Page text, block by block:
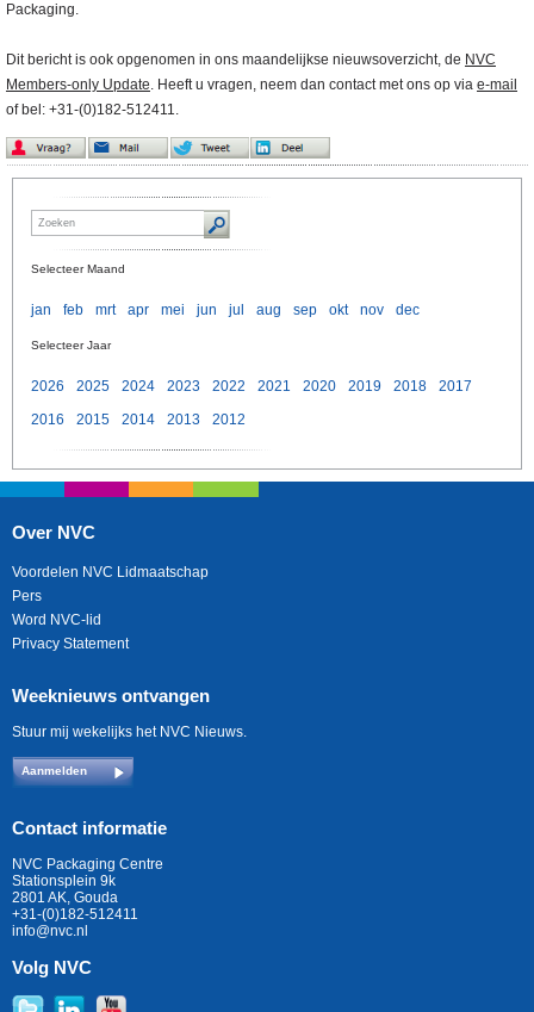
Packaging.
Dit bericht is ook opgenomen in ons maandelijkse nieuwsoverzicht, de NVC
Members-only Update. Heeft u vragen, neem dan contact met ons op via e-mail
of bel: +31-(0)182-512411.
Selecteer Maand
jan feb mrt apr mei jun jul aug sep okt nov dec
Selecteer Jaar
2026 2025 2024 2023 2022 2021 2020 2019 2018
2017
2016
2015 2014 2013 2012
Over NVC
Voordelen NVC Lidmaatschap
Pers
Word NVC-lid
Privacy Statement
Weeknieuws ontvangen
Stuur mij wekelijks het NVC Nieuws.
Aanmelden
Contact informatie
NVC Packaging Centre
Stationsplein 9k
2801 AK, Gouda
+31-(0)182-512411
info@nvc.nl
Volg NVC